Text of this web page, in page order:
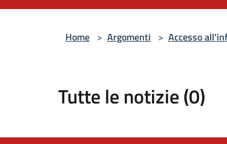
Home > Argomenti > Accesso
Tutte le notizie (0)